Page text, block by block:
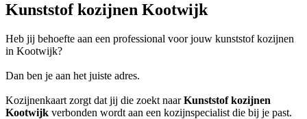
Kunststof kozijnen Kootwijk
Heb jij behoefte aan een professional voor jouw kunststof kozijnen
in Kootwijk?
Dan ben je aan het juiste adres.
Kozijnenkaart zorgt dat jij die zoekt naarKunststof kozijnen
Kootwijk verbonden wordt aan een kozijnspecialist die bij je past.